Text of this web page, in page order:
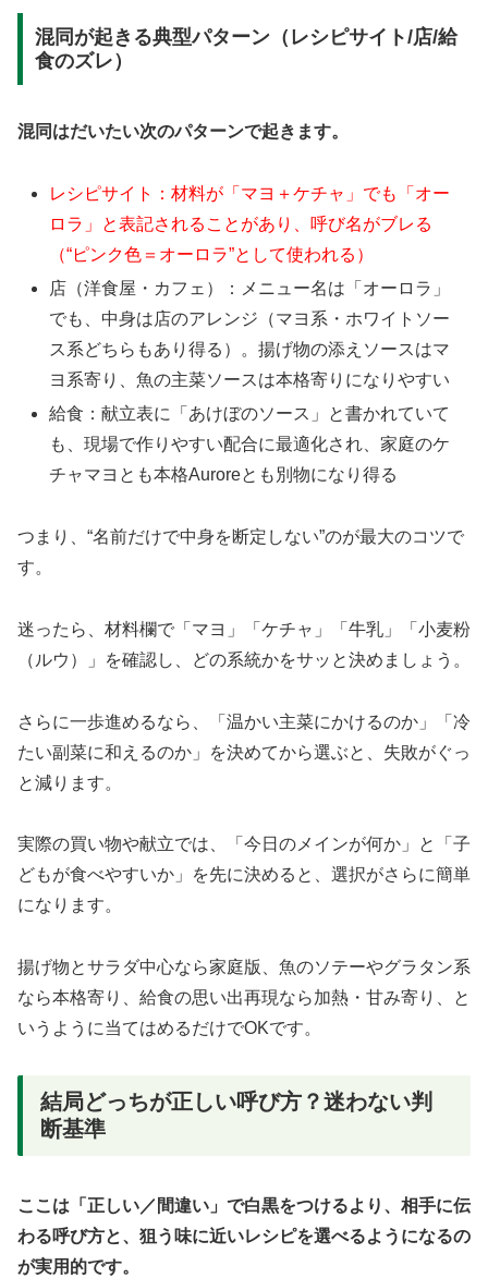
混同が起きる典型パターン（レシピサイト/店/給
食のズレ）
混同はだいたい次のパターンで起きます。
レシピサイト：材料が「マヨ＋ケチャ」でも「オー
ロラ」と表記されることがあり、呼び名がブレる
（“ピンク色＝オーロラ”として使われる）
店（洋食屋・カフェ）：メニュー名は「オーロラ」
でも、中身は店のアレンジ（マヨ系・ホワイトソー
ス系どちらもあり得る）。揚げ物の添えソースはマ
ヨ系寄り、魚の主菜ソースは本格寄りになりやすい
給食：献立表に「あけぼのソース」と書かれていて
も、現場で作りやすい配合に最適化され、家庭のケ
チャマヨとも本格Auroreとも別物になり得る
つまり、“名前だけで中身を断定しない”のが最大のコツで
す。
迷ったら、材料欄で「マヨ」「ケチャ」「牛乳」「小麦粉
（ルウ）」を確認し、どの系統かをサッと決めましょう。
さらに一歩進めるなら、「温かい主菜にかけるのか」「冷
たい副菜に和えるのか」を決めてから選ぶと、失敗がぐっ
と減ります。
実際の買い物や献立では、「今日のメインが何か」と「子
どもが食べやすいか」を先に決めると、選択がさらに簡単
になります。
揚げ物とサラダ中心なら家庭版、魚のソテーやグラタン系
なら本格寄り、給食の思い出再現なら加熱・甘み寄り、と
いうように当てはめるだけでOKです。
結局どっちが正しい呼び方？迷わない判
断基準
ここは「正しい／間違い」で白黒をつけるより、相手に伝
わる呼び方と、狙う味に近いレシピを選べるようになるの
が実用的です。